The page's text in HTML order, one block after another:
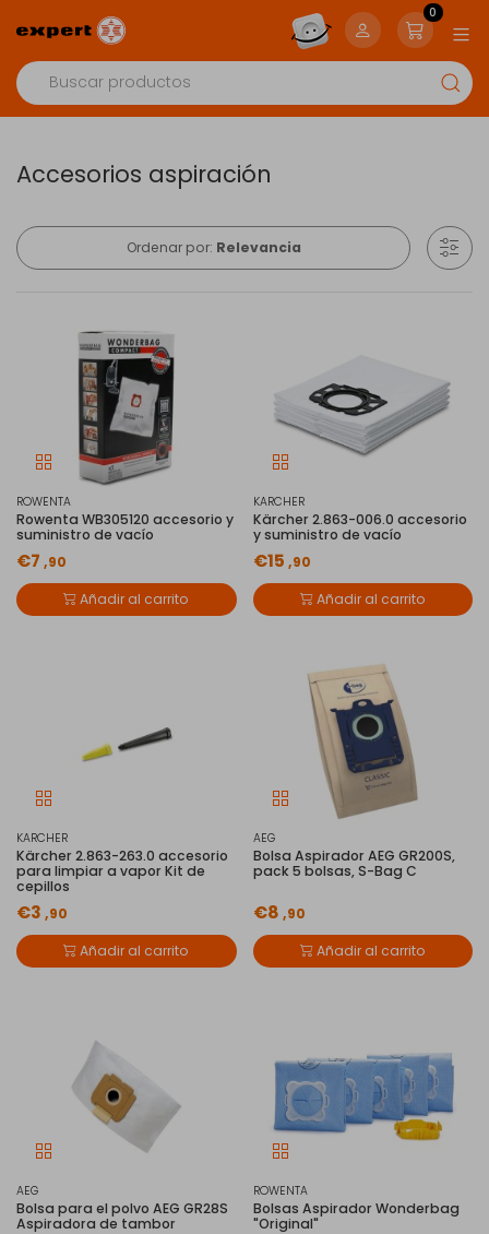
0
Accesorios aspiración
Ordenar por: Relevancia
ROWENTA
Rowenta WB305120 accesorio y
suministro de vacío
€7 ,90
Añadir al carrito
KARCHER
Kärcher 2.863-006.0 accesorio
y suministro de vacío
€15 ,90
Añadir al carrito
KARCHER
Kärcher 2.863-263.0 accesorio
para limpiar a vapor Kit de
cepillos
€3 ,90
Añadir al carrito
AEG
Bolsa Aspirador AEG GR200S,
pack 5 bolsas, S-Bag C
€8 ,90
Añadir al carrito
AEG
Bolsa para el polvo AEG GR28S
Aspiradora de tambor
ROWENTA
Bolsas Aspirador Wonderbag
"Original"